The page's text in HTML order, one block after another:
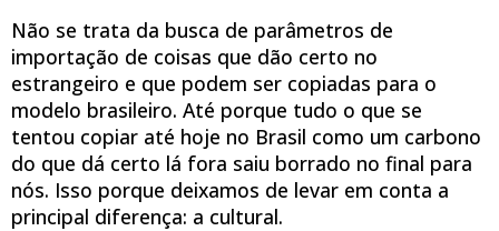
Não se trata da busca de parâmetros de
importação de coisas que dão certo no
estrangeiro e que podem ser copiadas para o
modelo brasileiro. Até porque tudo o que se
tentou copiar até hoje no Brasil como um carbono
do que dá certo lá fora saiu borrado no final para
nós. Isso porque deixamos de levar em conta a
principal diferença: a cultural.